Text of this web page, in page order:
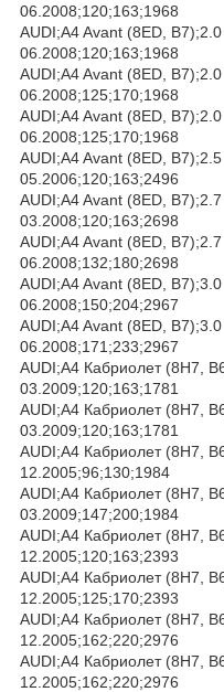
06.2008;120;163;1968
AUDI;A4 Avant (8ED,
06.2008;120;163;1968
AUDI;A4 Avant (8ED,
06.2008;125;170;1968
AUDI;A4 Avant (8ED,
06.2008;125;170;1968
AUDI;A4 Avant (8ED,
05.2006;120;163;2496
AUDI;A4 Avant (8ED,
03.2008;120;163;2698
AUDI;A4 Avant (8ED,
06.2008;132;180;2698
AUDI;A4 Avant (8ED,
06.2008;150;204;2967
AUDI;A4 Avant (8ED,
06.2008;171;233;2967
AUDI;A4 Кабриолет (8H7,
03.2009;120;163;1781
AUDI;A4 Кабриолет (8H7,
03.2009;120;163;1781
AUDI;A4 Кабриолет (8H7,
12.2005;96;130;1984
AUDI;A4 Кабриолет (8H7,
03.2009;147;200;1984
AUDI;A4 Кабриолет (8H7,
12.2005;120;163;2393
AUDI;A4 Кабриолет (8H7,
12.2005;125;170;2393
AUDI;A4 Кабриолет (8H7,
12.2005;162;220;2976
AUDI;A4 Кабриолет (8H7,
12.2005;162;220;2976